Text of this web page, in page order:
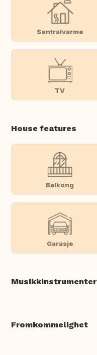
Sentralvarme
TV
House features
Balkong
Garasje
Musikkinstrumenter
Fromkommelighet